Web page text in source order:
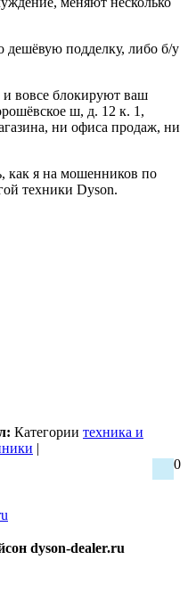
дешёвую подделку, либо б/у
и вовсе блокируют ваш
ш, д. 12 к. 1,
ни офиса продаж, ни
как я на мошенников по
техники Dyson.
Категории техника и
|
0
dyson-dealer.ru